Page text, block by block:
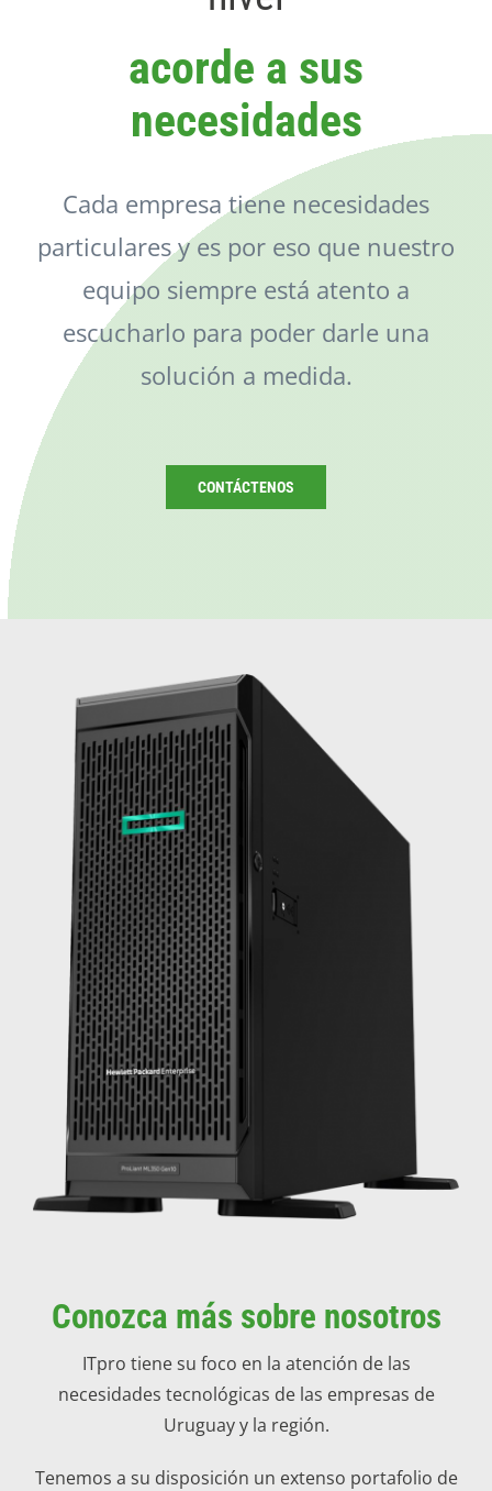
acorde a sus
necesidades
Cada empresa tiene necesidades
particulares y es por eso que nuestro
equipo siempre está atento a
escucharlo para poder darle una
solución a medida.
CONTÁCTENOS
Conozca más sobre nosotros
ITpro tiene su foco en la atención de las
necesidades tecnológicas de las empresas de
Uruguay y la región.
Tenemos a su disposición un extenso portafolio de